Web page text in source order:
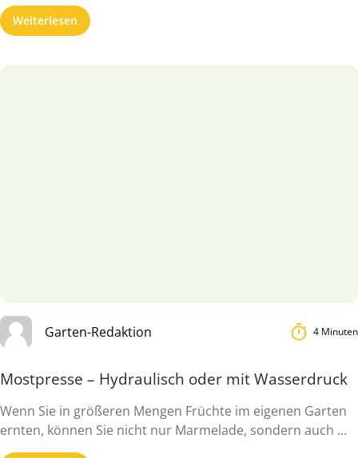
Weiterlesen
Garten-Redaktion 4 Minuten
Mostpresse – Hydraulisch oder mit Wasserdruck
Wenn Sie in größeren Mengen Früchte im eigenen Garten
ernten, können Sie nicht nur Marmelade, sondern auch ...